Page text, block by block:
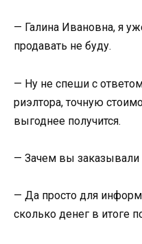
— Галина Ивановна, я
продавать не буду.
— Ну не спеши с
риэлтора, точную
выгоднее получится.
— Зачем вы
— Да просто для
сколько денег в итоге